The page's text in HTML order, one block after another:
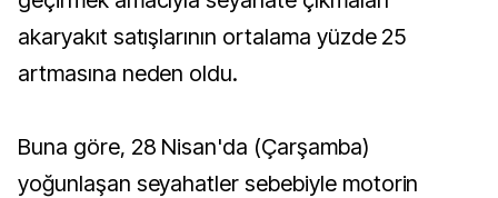
akaryakıt satışlarının ortalama yüzde 25
artmasına neden oldu.
Buna göre, 28 Nisan'da (Çarşamba)
yoğunlaşan seyahatler sebebiyle motorin